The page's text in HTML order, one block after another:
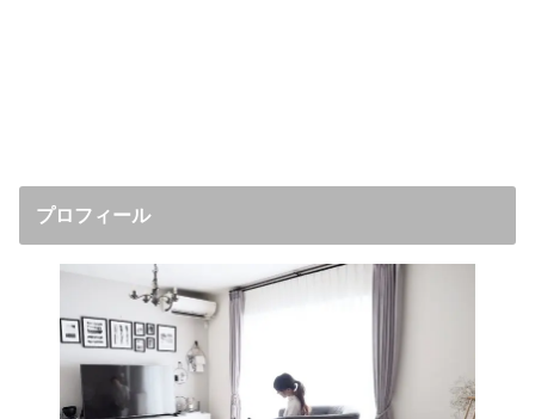
プロフィール